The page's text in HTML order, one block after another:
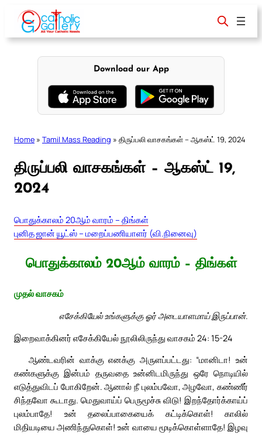
content
Download our App
Home » Tamil Mass Reading » திருப்பலி வாசகங்கள் – ஆகஸ்ட் 19, 2024
திருப்பலி வாசகங்கள் – ஆகஸ்ட் 19,
2024
பொதுக்காலம் 20ஆம் வாரம் – திங்கள்
புனித ஜான் யூட்ஸ் – மறைப்பணியாளர் (வி.நினைவு)
பொதுக்காலம் 20ஆம் வாரம் – திங்கள்
முதல் வாசகம்
எசேக்கியேல் உங்களுக்கு ஓர் அடையாளமாய் இருப்பான்.
இறைவாக்கினர் எசேக்கியேல் நூலிலிருந்து வாசகம் 24: 15-24
ஆண்டவரின் வாக்கு எனக்கு அருளப்பட்டது: “மானிடா! உன்
கண்களுக்கு இன்பம் தருவதை உன்னிடமிருந்து ஒரே நொடியில்
எடுத்துவிடப் போகிறேன். ஆனால் நீ புலம்பவோ, அழவோ, கண்ணீர்
சிந்தவோ கூடாது. மெதுவாய்ப் பெருமூச்சு விடு! இறந்தோர்க்காய்ப்
புலம்பாதே! உன் தலைப்பாகையைக் கட்டிக்கொள்! காலில்
மிதியடியை அணிந்துகொள்! உன் வாயை மூடிக்கொள்ளாதே! இழவு